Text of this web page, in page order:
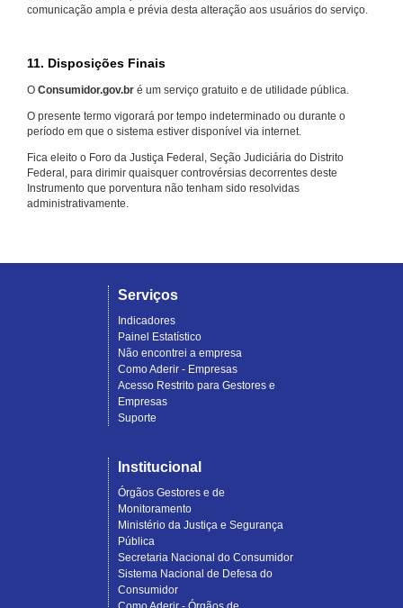
comunicação ampla e prévia desta alteração aos usuários do serviço.
11. Disposições Finais
O Consumidor.gov.br é um serviço gratuito e de utilidade pública.
O presente termo vigorará por tempo indeterminado ou durante o
período em que o sistema estiver disponível via internet.
Fica eleito o Foro da Justiça Federal, Seção Judiciária do Distrito
Federal, para dirimir quaisquer controvérsias decorrentes deste
Instrumento que porventura não tenham sido resolvidas
administrativamente.
Serviços
Indicadores
Painel Estatístico
Não encontrei a empresa
Como Aderir - Empresas
Acesso Restrito para Gestores e
Empresas
Suporte
Institucional
Órgãos Gestores e de
Monitoramento
Ministério da Justiça e Segurança
Pública
Secretaria Nacional do Consumidor
Sistema Nacional de Defesa do
Consumidor